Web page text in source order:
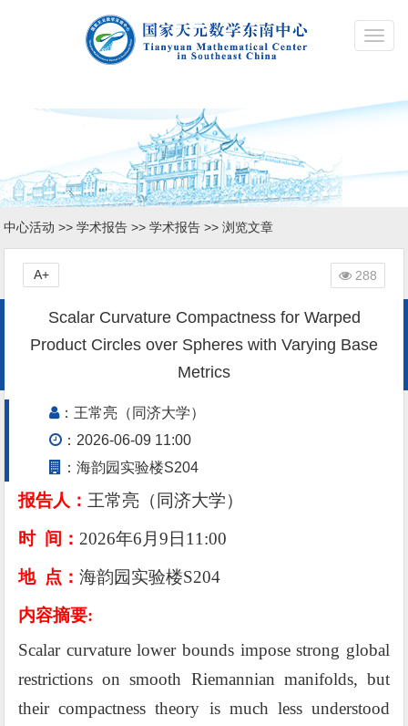
中心活动 >>学术报告 >>学术报告 >> 浏览文章
Scalar Curvature Compactness for Warped
Product Circles over Spheres with Varying Base
Metrics
288
A+
：王常亮（同济大学）
：2026-06-09 11:00
：海韵园实验楼S204
报告人： 王常亮（同济大学）
时 间： 2026年6 月9 日 11:00
地 点：海韵园实验楼S204
内容摘要:
Scalar curvature lower bounds impose strong global
restrictions on smooth Riemannian manifolds, but
their compactness theory is much less understood